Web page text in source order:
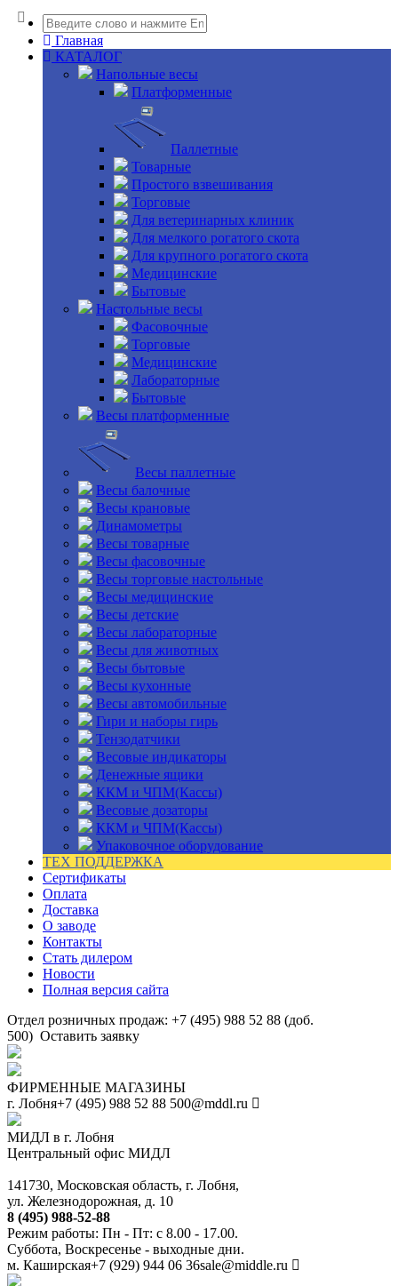
Главная
КАТАЛОГ
Напольные весы
Платформенные
Паллетные
Товарные
Простого взвешивания
Торговые
Для ветеринарных клиник
Для мелкого рогатого скота
Для крупного рогатого скота
Медицинские
Бытовые
Настольные весы
Фасовочные
Торговые
Медицинские
Лабораторные
Бытовые
Весы платформенные
Весы паллетные
Весы балочные
Весы крановые
Динамометры
Весы товарные
Весы фасовочные
Весы торговые настольные
Весы медицинские
Весы детские
Весы лабораторные
Весы для животных
Весы бытовые
Весы кухонные
Весы автомобильные
Гири и наборы гирь
Тензодатчики
Весовые индикаторы
Денежные ящики
ККМ и ЧПМ(Кассы)
Весовые дозаторы
ККМ и ЧПМ(Кассы)
Упаковочное оборудование
ТЕХ ПОДДЕРЖКА
Сертификаты
Оплата
Доставка
О заводе
Контакты
Стать дилером
Новости
Полная версия сайта
Отдел розничных продаж: +7 (495) 988 52 88 (доб.
500) Оставить заявку
ФИРМЕННЫЕ МАГАЗИНЫ
г. Лобня+7 (495) 988 52 88 500@mddl.ru
МИДЛ в г. Лобня
Центральный офис МИДЛ
141730, Московская область, г. Лобня,
ул. Железнодорожная, д. 10
8 (495) 988-52-88
Режим работы: Пн - Пт: с 8.00 - 17.00.
Суббота, Воскресенье - выходные дни.
м. Каширская+7 (929) 944 06 36sale@middle.ru